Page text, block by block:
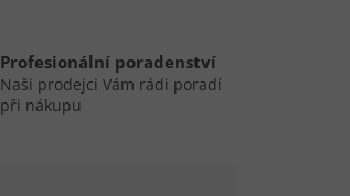
Profesionální poradenství
Naši prodejci Vám rádi poradí
při nákupu